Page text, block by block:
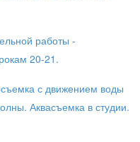
работы -
20-21.
с движением воды
Аквасъемка в студии.